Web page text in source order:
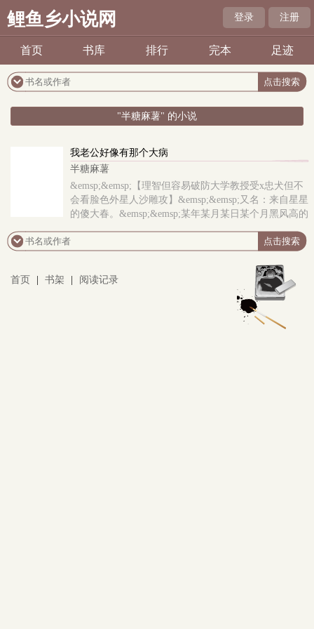
鲤鱼乡小说网 登录 注册
首页 书库 排行 完本 足迹
"半糖麻薯" 的小说
我老公好像有那个大病
半糖麻薯
&emsp;&emsp;【理智但容易破防大学教授受x忠犬但不
会看脸色外星人沙雕攻】&emsp;&emsp;又名：来自星星
的傻大春。&emsp;&emsp;某年某月某日某个月黑风高的
下个月一号就是他们的契约婚姻结束的日..
首页 书架 阅读记录